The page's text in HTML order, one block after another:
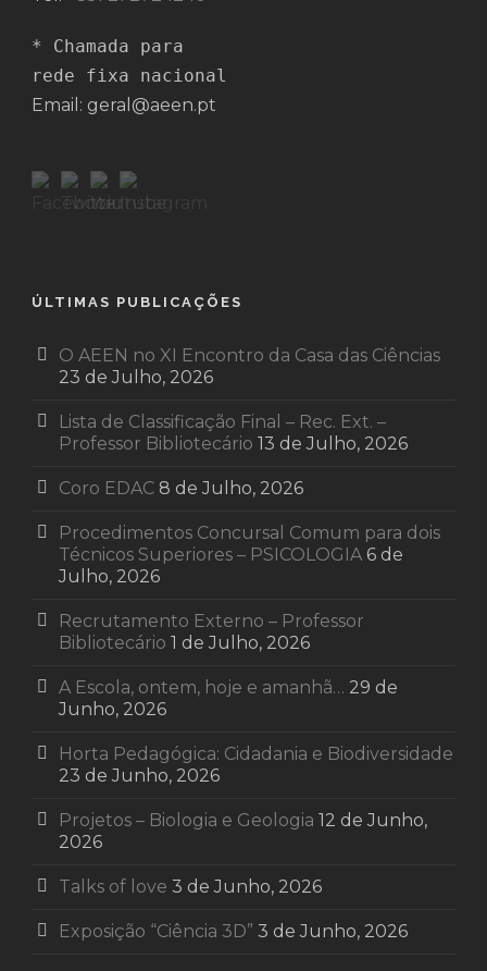
* Chamada para
rede fixa nacional
Email: geral@aeen.pt
ÚLTIMAS PUBLICAÇÕES
O AEEN no XI Encontro da Casa das Ciências
23 de Julho, 2026
Lista de Classificação Final – Rec. Ext. –
Professor Bibliotecário 13 de Julho, 2026
Coro EDAC 8 de Julho, 2026
Procedimentos Concursal Comum para dois
Técnicos Superiores – PSICOLOGIA 6 de
Julho, 2026
Recrutamento Externo – Professor
Bibliotecário 1 de Julho, 2026
A Escola, ontem, hoje e amanhã… 29 de
Junho, 2026
Horta Pedagógica: Cidadania e Biodiversidade
23 de Junho, 2026
Projetos – Biologia e Geologia 12 de Junho,
2026
Talks of love 3 de Junho, 2026
Exposição “Ciência 3D” 3 de Junho, 2026